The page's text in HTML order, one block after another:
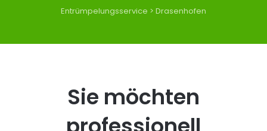
Entrümpelungsservice > Drasenhofen
Sie möchten